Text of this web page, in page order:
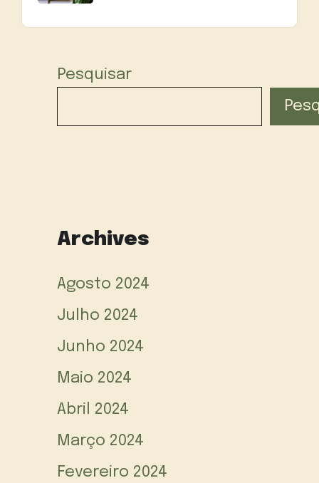
Pesquisar
Archives
Agosto 2024
Julho 2024
Junho 2024
Maio 2024
Abril 2024
Março 2024
Fevereiro 2024